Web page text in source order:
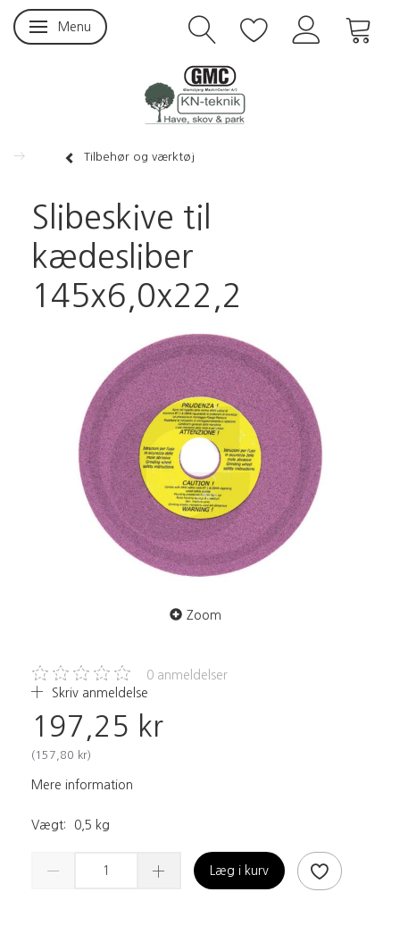
Skifte navigation
Menu
Tilbehør og værktøj
Slibeskive til
kædesliber
145x6,0x22,2
Zoom
0 anmeldelser
Skriv anmeldelse
197,25 kr
( 157,80 kr)
Mere information
Vægt: 0,5 kg
Læg i kurv